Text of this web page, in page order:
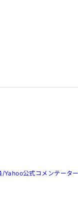
Yahoo公式コメンテータ